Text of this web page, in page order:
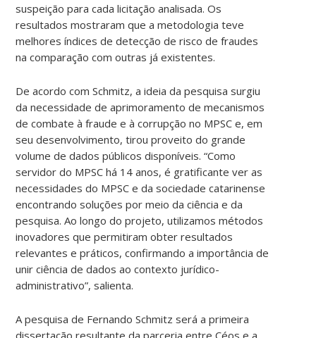
suspeição para cada licitação analisada. Os
resultados mostraram que a metodologia teve
melhores índices de detecção de risco de fraudes
na comparação com outras já existentes.
De acordo com Schmitz, a ideia da pesquisa surgiu
da necessidade de aprimoramento de mecanismos
de combate à fraude e à corrupção no MPSC e, em
seu desenvolvimento, tirou proveito do grande
volume de dados públicos disponíveis. “Como
servidor do MPSC há 14 anos, é gratificante ver as
necessidades do MPSC e da sociedade catarinense
encontrando soluções por meio da ciência e da
pesquisa. Ao longo do projeto, utilizamos métodos
inovadores que permitiram obter resultados
relevantes e práticos, confirmando a importância de
unir ciência de dados ao contexto jurídico-
administrativo”, salienta.
A pesquisa de Fernando Schmitz será a primeira
dissertação resultante da parceria entre Céos e a